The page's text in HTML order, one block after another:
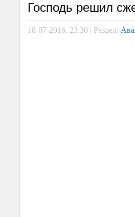
Господь решил
18-07-2016, 23:30 | Раздел: